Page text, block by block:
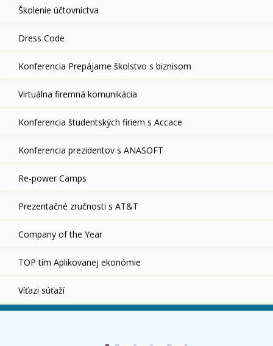
Školenie účtovníctva
Dress Code
Konferencia Prepájame školstvo s biznisom
Virtuálna firemná komunikácia
Konferencia študentských firiem s Accace
Konferencia prezidentov s ANASOFT
Re-power Camps
Prezentačné zručnosti s AT&T
Company of the Year
TOP tím Aplikovanej ekonómie
Víťazi súťaží